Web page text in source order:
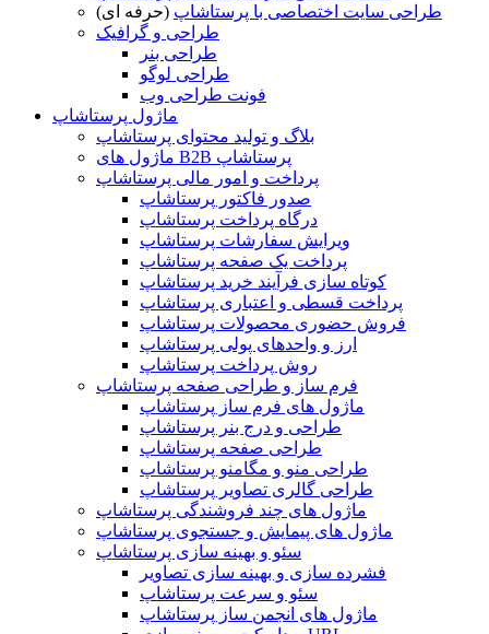
طراحی سایت اختصاصی با پرستاشاپ (حرفه ای)
طراحی و گرافیک
طراحی بنر
طراحی لوگو
فونت طراحی وب
ماژول پرستاشاپ
بلاگ و تولید محتوای پرستاشاپ
ماژول های B2B پرستاشاپ
پرداخت و امور مالی پرستاشاپ
صدور فاکتور پرستاشاپ
درگاه پرداخت پرستاشاپ
ویرایش سفارشات پرستاشاپ
پرداخت یک صفحه پرستاشاپ
کوتاه سازی فرآیند خرید پرستاشاپ
پرداخت قسطی و اعتباری پرستاشاپ
فروش حضوری محصولات پرستاشاپ
ارز و واحدهای پولی پرستاشاپ
روش پرداخت پرستاشاپ
فرم ساز و طراحی صفحه پرستاشاپ
ماژول های فرم ساز پرستاشاپ
طراحی و درج بنر پرستاشاپ
طراحی صفحه پرستاشاپ
طراحی منو و مگامنو پرستاشاپ
طراحی گالری تصاویر پرستاشاپ
ماژول های چند فروشندگی پرستاشاپ
ماژول های پیمایش و جستجوی پرستاشاپ
سئو و بهینه سازی پرستاشاپ
فشرده سازی و بهینه سازی تصاویر
سئو و سرعت پرستاشاپ
ماژول های انجمن ساز پرستاشاپ